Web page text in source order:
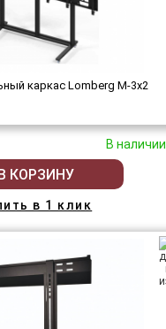
каркас Lomberg M-3х2
В наличии
КОРЗИНУ
в 1 клик